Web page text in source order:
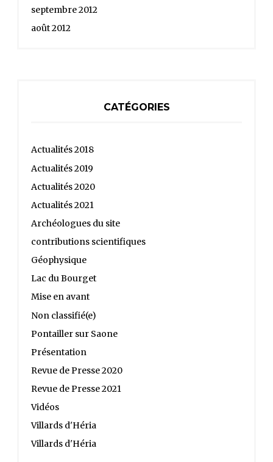
septembre 2012
août 2012
CATÉGORIES
Actualités 2018
Actualités 2019
Actualités 2020
Actualités 2021
Archéologues du site
contributions scientifiques
Géophysique
Lac du Bourget
Mise en avant
Non classifié(e)
Pontailler sur Saone
Présentation
Revue de Presse 2020
Revue de Presse 2021
Vidéos
Villards d'Héria
Villards d'Héria